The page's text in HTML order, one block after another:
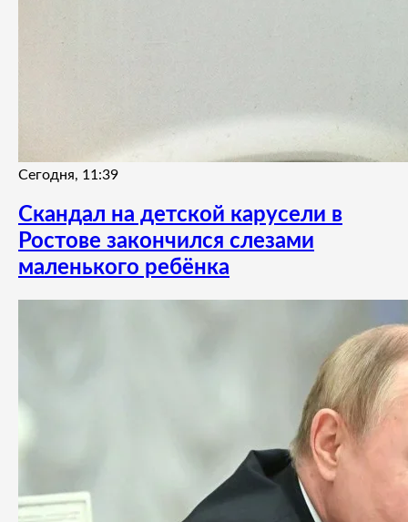
Сегодня, 11:39
Скандал на детской карусели в
Ростове закончился слезами
маленького ребёнка